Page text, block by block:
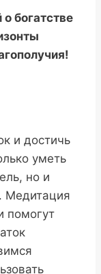
богатстве
и достичь
уметь
но и
Медитация
помогут